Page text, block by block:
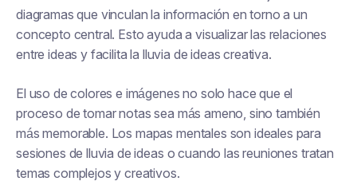
diagramas que vinculan la información en torno a un
concepto central. Esto ayuda a visualizar las relaciones
entre ideas y facilita la lluvia de ideas creativa.
El uso de colores e imágenes no solo hace que el
proceso de tomar notas sea más ameno, sino también
más memorable. Los mapas mentales son ideales para
sesiones de lluvia de ideas o cuando las reuniones tratan
temas complejos y creativos.